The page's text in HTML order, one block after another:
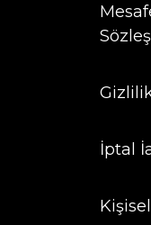
İptal